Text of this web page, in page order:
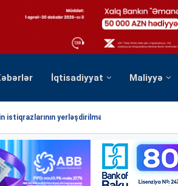
İqtisadiyyat Maliyyə
istiqrazlarının yerləşdirilməsi üzrə hərrac